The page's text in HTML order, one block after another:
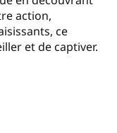
action,
ce
et de captiver.